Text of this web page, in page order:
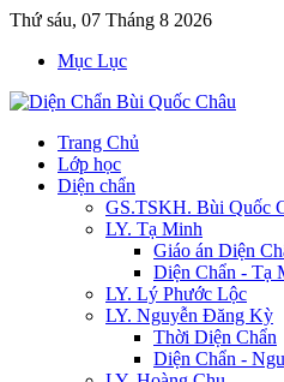
Thứ sáu, 07 Tháng 8 2026
Mục Lục
Trang Chủ
Lớp học
Diện chẩn
GS.TSKH. Bùi Quốc
LY. Tạ Minh
Giáo án Diện
Diện Chẩn - Tạ
LY. Lý Phước Lộc
LY. Nguyễn Đăng Kỳ
Thời Diện Chẩn
Diện Chẩn -